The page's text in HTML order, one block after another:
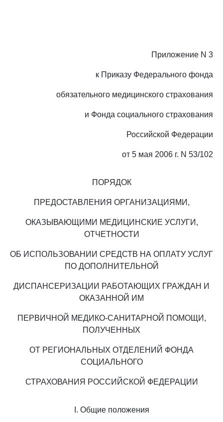
Приложение N 3
к Приказу Федерального фонда
обязательного медицинского страхования
и Фонда социального страхования
Российской Федерации
от 5 мая 2006 г. N 53/102
ПОРЯДОК
ПРЕДОСТАВЛЕНИЯ ОРГАНИЗАЦИЯМИ,
ОКАЗЫВАЮЩИМИ МЕДИЦИНСКИЕ УСЛУГИ,
ОТЧЕТНОСТИ
ОБ ИСПОЛЬЗОВАНИИ СРЕДСТВ НА ОПЛАТУ УСЛУГ
ПО ДОПОЛНИТЕЛЬНОЙ
ДИСПАНСЕРИЗАЦИИ РАБОТАЮЩИХ ГРАЖДАН И
ОКАЗАННОЙ ИМ
ПЕРВИЧНОЙ МЕДИКО-САНИТАРНОЙ ПОМОЩИ,
ПОЛУЧЕННЫХ
ОТ РЕГИОНАЛЬНЫХ ОТДЕЛЕНИЙ ФОНДА
СОЦИАЛЬНОГО
СТРАХОВАНИЯ РОССИЙСКОЙ ФЕДЕРАЦИИ
I. Общие положения